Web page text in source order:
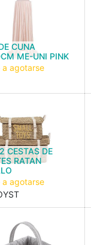
CUNA
ME-UNI PINK
a agotarse
CESTAS DE
RATAN
a agotarse